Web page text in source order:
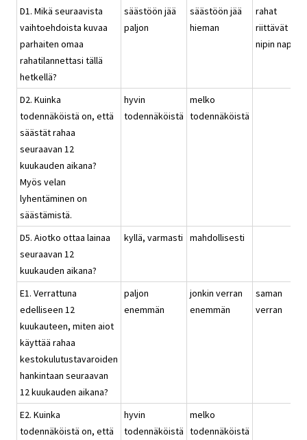
D1. Mikä seuraavista
vaihtoehdoista kuvaa
parhaiten omaa
rahatilannettasi tällä
hetkellä?
säästöön jää
paljon
säästöön jää
hieman
rahat
riittävät
nipin napin
D2. Kuinka
todennäköistä on, että
säästät rahaa
seuraavan 12
kuukauden aikana?
Myös velan
lyhentäminen on
säästämistä.
hyvin
todennäköistä
melko
todennäköistä
D5. Aiotko ottaa lainaa
seuraavan 12
kuukauden aikana?
kyllä, varmasti mahdollisesti
E1. Verrattuna
edelliseen 12
kuukauteen, miten aiot
käyttää rahaa
kestokulutustavaroiden
hankintaan seuraavan
12 kuukauden aikana?
paljon
enemmän
jonkin verran
enemmän
saman
verran
E2. Kuinka
todennäköistä on, että
hyvin
todennäköistä
melko
todennäköistä